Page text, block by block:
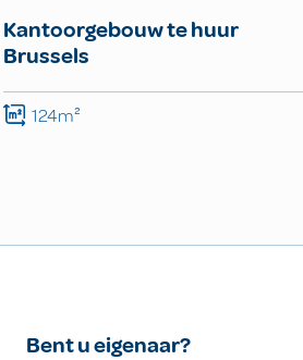
Kantoorgebouw te huur
Brussels
124m²
Bent u eigenaar?